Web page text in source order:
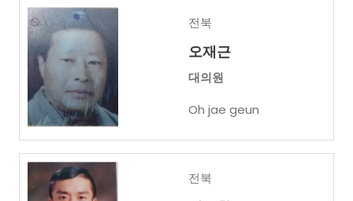
전북
오재근
대의원
Oh jae geun
전북